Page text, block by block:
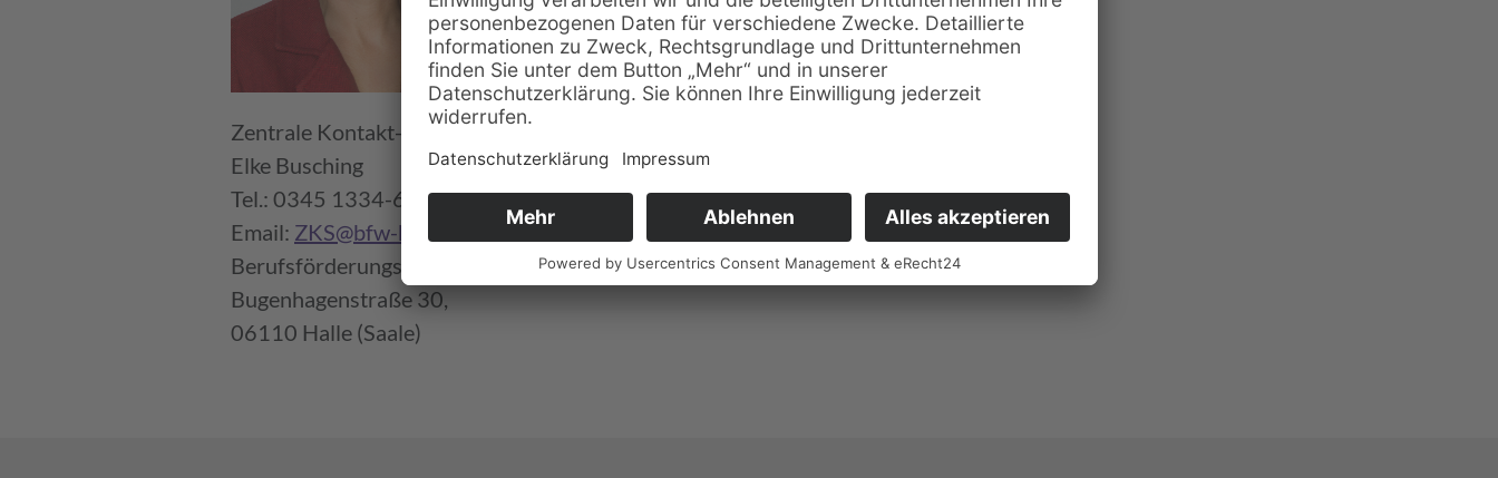
Zentrale Kontakt- und Clearingstelle
Elke Busching
Tel.: 0345 1334-666
Email: ZKS@bfw-halle.de
Berufsförderungswerk Halle
Bugenhagenstraße 30,
06110 Halle (Saale)